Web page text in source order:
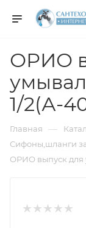
ОРИО
1/2(А-
Главная —
Сифоны,шланги
ОРИО выпуск для